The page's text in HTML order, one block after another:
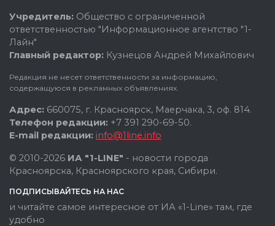
Учредитель: Общество с ограниченной
ответственностью "Информационное агентство "1-
Лайн"
Главный редактор: Кузнецов Андрей Михайлович
Редакция не несет ответственности за информацию,
содержащуюся в рекламных объявлениях.
Адрес: 660075, г. Красноярск, Маерчака, 3, оф. 814.
Телефон редакции: +7 391 290-69-50.
E-mail редакции: info@1line.info
© 2010-2026 ИА "1-LINE" - новости города
Красноярска, Красноярского края, Сибири.
ПОДПИСЫВАЙТЕСЬ НА НАС
и читайте самое интересное от ИА «1-Line» там, где
удобно